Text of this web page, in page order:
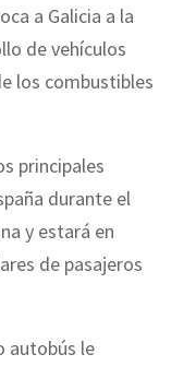
a Galicia a la
de vehículos
los combustibles
principales
durante el
y estará en
de pasajeros
autobús le